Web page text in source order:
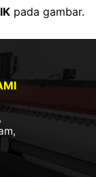
pada gambar.